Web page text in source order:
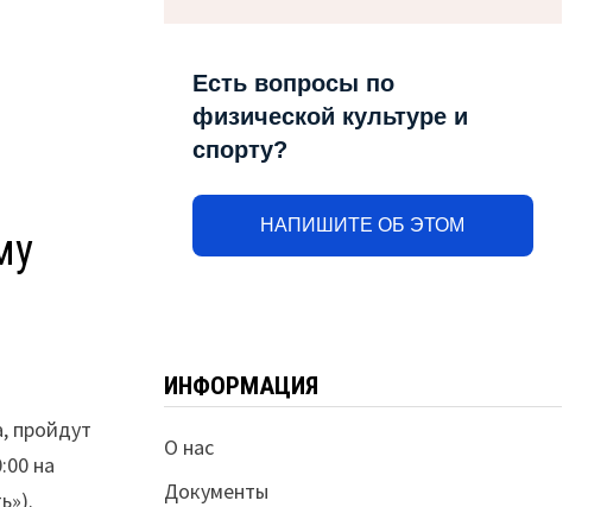
пройдут
на
Есть вопросы по
физической культуре и
спорту?
НАПИШИТЕ ОБ ЭТОМ
ИНФОРМАЦИЯ
О нас
Документы